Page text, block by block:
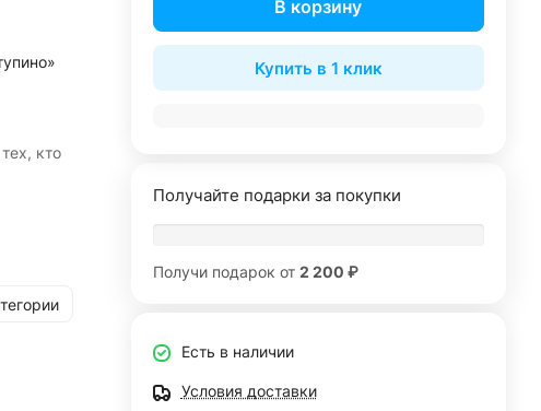
кто
В корзину
Купить в 1 клик
Получайте подарки за покупки
Получи подарок от 2 200 ₽
Есть в наличии
Условия доставки